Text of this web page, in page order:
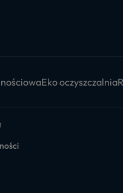
Eko oczyszczalnia